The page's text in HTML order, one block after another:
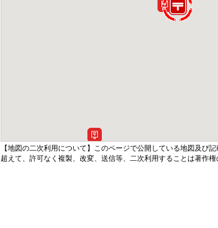
【地図の二次利用について】このページで公開している地図及び
超えて、許可なく複製、改変、送信等、二次利用することは著作